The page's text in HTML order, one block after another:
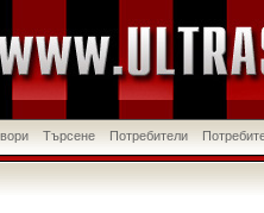
Търсене Потребители